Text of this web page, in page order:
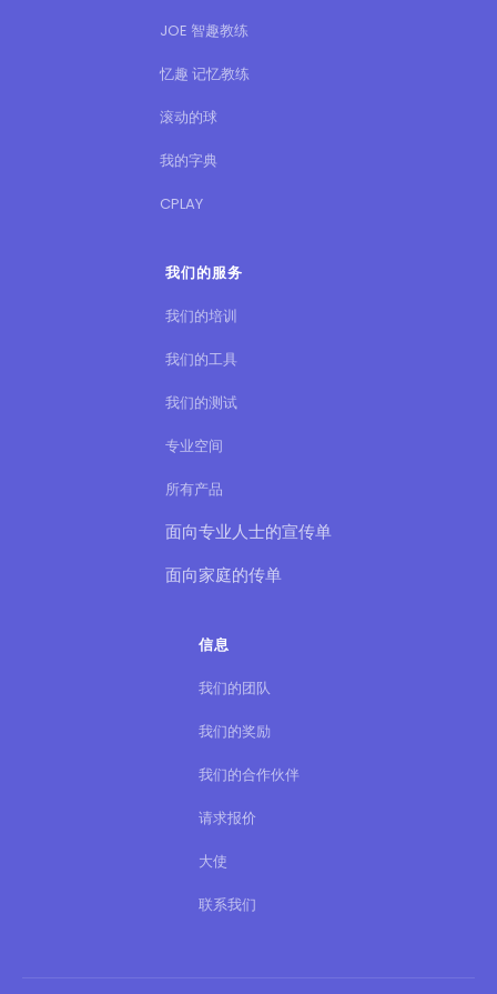
JOE 智趣教练
忆趣 记忆教练
滚动的球
我的字典
CPLAY
我们的服务
我们的培训
我们的工具
我们的测试
专业空间
所有产品
面向专业人士的宣传单
面向家庭的传单
信息
我们的团队
我们的奖励
我们的合作伙伴
请求报价
大使
联系我们